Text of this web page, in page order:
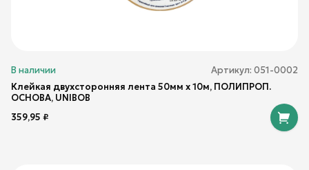
В наличии Артикул: 051-0002
Клейкая двухсторонняя лента 50мм х 10м, ПОЛИПРОП.
ОСНОВА, UNIBOB
359,95 ₽